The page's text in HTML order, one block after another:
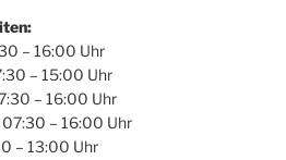
– 16:00 Uhr
– 15:00 Uhr
– 16:00 Uhr
07:30 – 16:00 Uhr
– 13:00 Uhr